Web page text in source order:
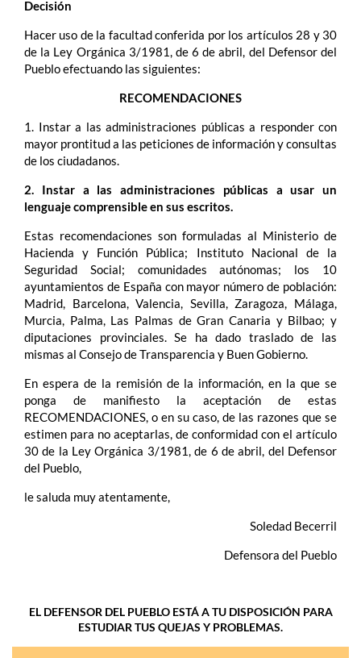
Decisión
Hacer uso de la facultad conferida por los artículos 28 y 30
de la Ley Orgánica 3/1981, de 6 de abril, del Defensor del
Pueblo efectuando las siguientes:
RECOMENDACIONES
1. Instar a las administraciones públicas a responder con
mayor prontitud a las peticiones de información y consultas
de los ciudadanos.
2. Instar a las administraciones públicas a usar un
lenguaje comprensible en sus escritos.
Estas recomendaciones son formuladas al Ministerio de
Hacienda y Función Pública; Instituto Nacional de la
Seguridad Social; comunidades autónomas; los 10
ayuntamientos de España con mayor número de población:
Madrid, Barcelona, Valencia, Sevilla, Zaragoza, Málaga,
Murcia, Palma, Las Palmas de Gran Canaria y Bilbao; y
diputaciones provinciales. Se ha dado traslado de las
mismas al Consejo de Transparencia y Buen Gobierno.
En espera de la remisión de la información, en la que se
ponga de manifiesto la aceptación de estas
RECOMENDACIONES, o en su caso, de las razones que se
estimen para no aceptarlas, de conformidad con el artículo
30 de la Ley Orgánica 3/1981, de 6 de abril, del Defensor
del Pueblo,
le saluda muy atentamente,
Soledad Becerril
Defensora del Pueblo
EL DEFENSOR DEL PUEBLO ESTÁ A TU DISPOSICIÓN PARA
ESTUDIAR TUS QUEJAS Y PROBLEMAS.